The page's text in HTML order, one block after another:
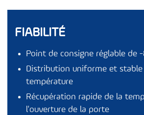
FIABILITÉ
Point de consigne réglable de -
Distribution uniforme et stable
température
Récupération rapide de la
l'ouverture de la porte